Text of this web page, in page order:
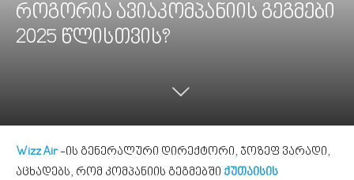
როგორია ავიაკომპანიის გეგმები
2025 წლისთვის?
Wizz Air-ის გენერალური დირექტორი, ჯოზეფ ვარადი,
აცხადებს, რომ კომპანიის გეგმებში ქუთაისის